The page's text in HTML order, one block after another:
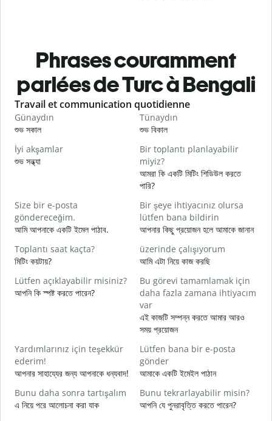
Phrases couramment
parlées de Turc à Bengali
Slide 1 of 6
Travail et communication quotidienne
Günaydın
শুভ সকাল
Tünaydın
শুভ বিকাল
İyi akşamlar
শুভ সন্ধ্যা
Bir toplantı planlayabilir
miyiz?
আমরা কি একটি মিটিং শিডিউল করতে
পারি?
Size bir e-posta
göndereceğim.
আমি আপনাকে একটি ইমেল পাঠাব.
Bir şeye ihtiyacınız olursa
lütfen bana bildirin
আপনার কিছু প্রয়োজন হলে আমাকে জানান
Toplantı saat kaçta?
মিটিং কয়টায়?
üzerinde çalışıyorum
আমি এটা নিয়ে কাজ করছি
Lütfen açıklayabilir misiniz?
আপনি কি স্পষ্ট করতে পারেন?
Bu görevi tamamlamak için
daha fazla zamana ihtiyacım
var
এই কাজটি সম্পন্ন করতে আমার আরও
সময় প্রয়োজন
Yardımlarınız için teşekkür
ederim!
আপনার সাহায্যের জন্য আপনাকে ধন্যবাদ!
Lütfen bana bir e-posta
gönder
আমাকে একটি ইমেইল পাঠান
Bunu daha sonra tartışalım
এ নিয়ে পরে আলোচনা করা যাক
Bunu tekrarlayabilir misin?
আপনি যে পুনরাবৃত্তি করতে পারেন?